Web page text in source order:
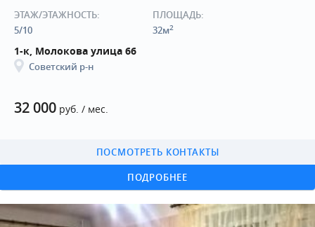
32 000 руб. / мес.
1-к, Молокова улица 66
Советский р-н
ПОДРОБНЕЕ
ПОСМОТРЕТЬ КОНТАКТЫ
ЭТАЖ/ЭТАЖНОСТЬ:
5/10
ПЛОЩАДЬ:
32м2